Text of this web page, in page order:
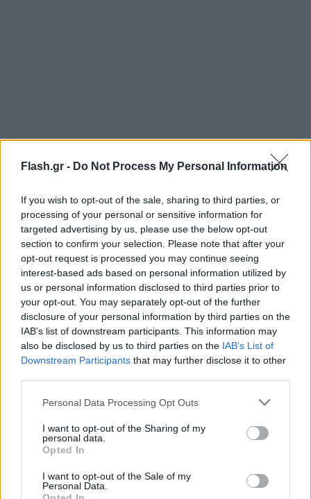
Flash.gr - Do Not Process My Personal Information
If you wish to opt-out of the sale, sharing to third parties, or
processing of your personal or sensitive information for
targeted advertising by us, please use the below opt-out
section to confirm your selection. Please note that after your
opt-out request is processed you may continue seeing
interest-based ads based on personal information utilized by
us or personal information disclosed to third parties prior to
your opt-out. You may separately opt-out of the further
disclosure of your personal information by third parties on the
IAB’s list of downstream participants. This information may
also be disclosed by us to third parties on the IAB’s List of
Downstream Participants that may further disclose it to other
Please note that this website/app uses one or more Google
not limited to your visit or usage behaviour. You may click to
grant or deny consent to Google and its third-party tags to
use your data for below specified purposes in below Google
consent section.
Personal Data Processing Opt Outs
I want to opt-out of the Sharing of my
personal data.
Opted In
I want to opt-out of the Sale of my
Personal Data.
«Οι ένοπλες δυνάμεις επιβεβαιώνουν πως ντρόουν
κατά τη διάρκεια της νύχτας. Διάφορα μέσα
κινητοποιήθηκαν», αναφέρει ο στρατός σε ένα
δελτίο Τύπου.
Στην ανακοίνωση δεν δίνεται καμία λεπτομέρεια
σχετικά με τα περιστατικά ούτε την απάντηση του
στρατού.
Δανέζικα ΜΜΕ μετέδωσαν πως κανένα αεροδρόμιο
αεροσκαφών στη Δανία και τη Νορβηγία από την
22α Σεπτεμβρίου οδήγησε στο κλείσιμο
αεροδρομίων, με την Κοπεγχάγη να υπαινίσσεται